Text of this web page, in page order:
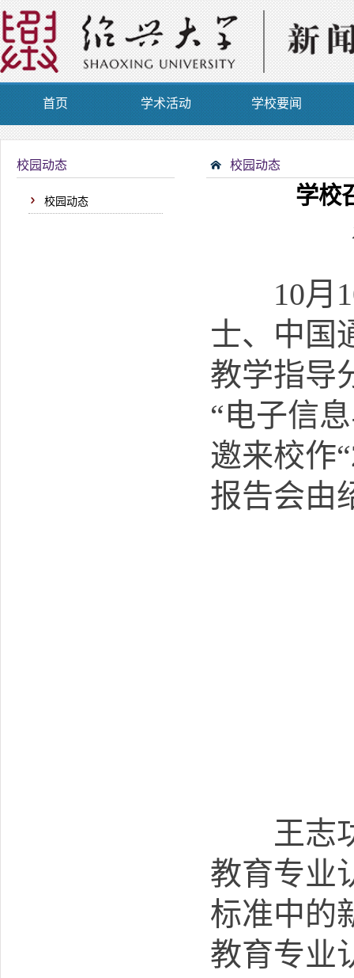
首页 学术活动 学校要闻
校园动态
校园动态
校园动态
学校
10月10
士、中国
教学指导
“电子信
邀来校作
报告会由
王志功
教育专业
标准中的
教育专业